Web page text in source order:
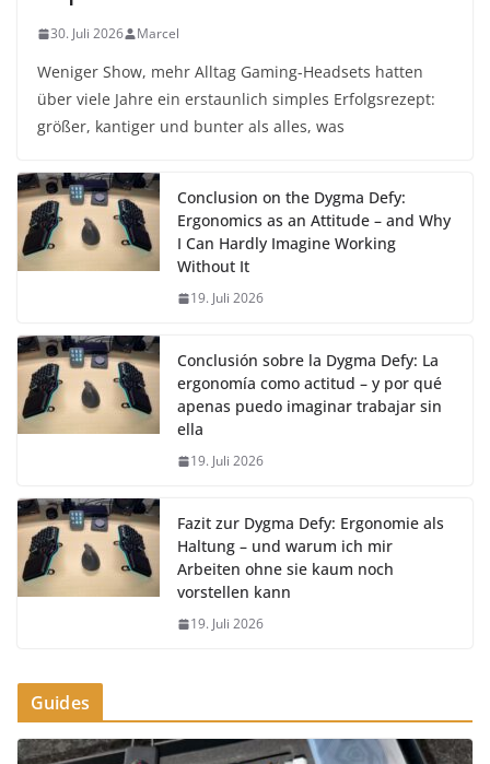
30. Juli 2026 Marcel
Weniger Show, mehr Alltag Gaming-Headsets hatten
über viele Jahre ein erstaunlich simples Erfolgsrezept:
größer, kantiger und bunter als alles, was
Conclusion on the Dygma Defy:
Ergonomics as an Attitude – and Why
I Can Hardly Imagine Working
Without It
19. Juli 2026
Conclusión sobre la Dygma Defy: La
ergonomía como actitud – y por qué
apenas puedo imaginar trabajar sin
ella
19. Juli 2026
Fazit zur Dygma Defy: Ergonomie als
Haltung – und warum ich mir
Arbeiten ohne sie kaum noch
vorstellen kann
19. Juli 2026
Guides